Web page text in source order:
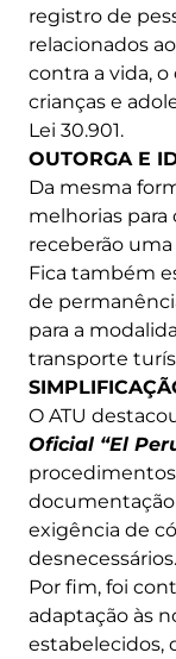
registro de
relacionados
contra a vida,
crianças e
Lei 30.901.
OUTORGA E
Da mesma
melhorias para
receberão uma
Fica também
de
para a
transporte
O ATU
Oficial “El
exigência de
desnecessários.
Por fim, foi
adaptação às
estabelecidos,